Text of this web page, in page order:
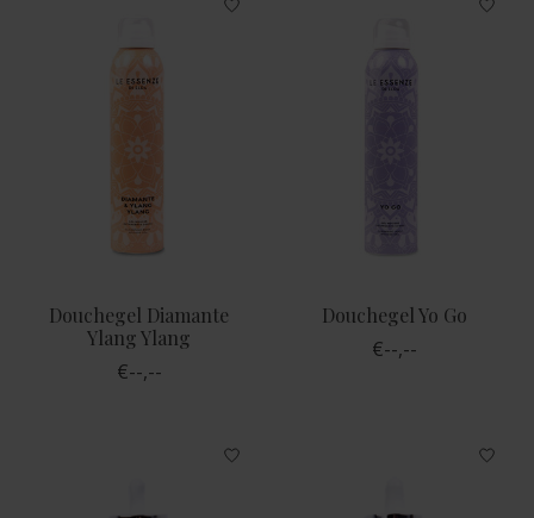
Douchegel Diamante
Ylang Ylang
€--,--
Douchegel Yo Go
€--,--